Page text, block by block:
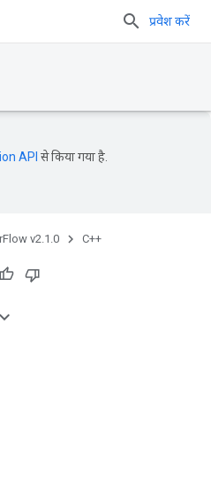
प्रवेश करें
API से किया गया है.
v2.1.0 C++